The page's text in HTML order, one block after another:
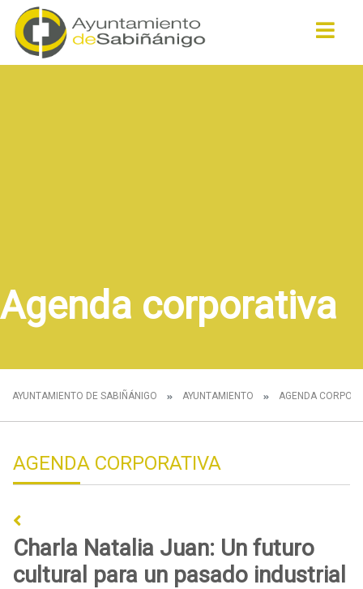
Agenda corporativa
AYUNTAMIENTO DE SABIÑÁNIGO AYUNTAMIENTO AGENDA
AGENDA CORPORATIVA
Charla Natalia Juan: Un futuro
cultural para un pasado industrial